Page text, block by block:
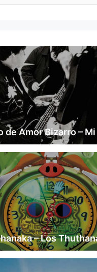
de Amor Bizarro –
– Los